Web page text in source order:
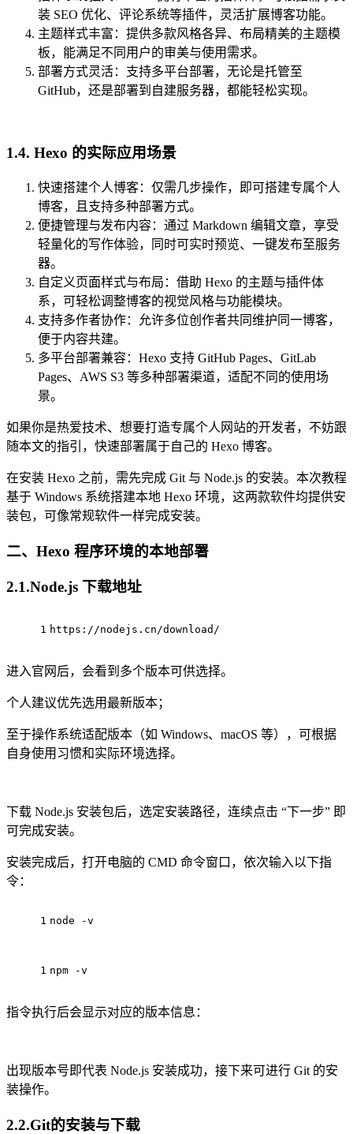
装 SEO 优化、评论系统等插件，灵活扩展博客功能。
主题样式丰富：提供多款风格各异、布局精美的主题模
板，能满足不同用户的审美与使用需求。
部署方式灵活：支持多平台部署，无论是托管至
GitHub，还是部署到自建服务器，都能轻松实现。
1.4. Hexo 的实际应用场景
快速搭建个人博客：仅需几步操作，即可搭建专属个人
博客，且支持多种部署方式。
便捷管理与发布内容：通过 Markdown 编辑文章，享受
轻量化的写作体验，同时可实时预览、一键发布至服务
器。
自定义页面样式与布局：借助 Hexo 的主题与插件体
系，可轻松调整博客的视觉风格与功能模块。
支持多作者协作：允许多位创作者共同维护同一博客，
便于内容共建。
多平台部署兼容：Hexo 支持 GitHub Pages、GitLab
Pages、AWS S3 等多种部署渠道，适配不同的使用场
景。
如果你是热爱技术、想要打造专属个人网站的开发者，不妨跟
随本文的指引，快速部署属于自己的 Hexo 博客。
在安装 Hexo 之前，需先完成 Git 与 Node.js 的安装。本次教程
基于 Windows 系统搭建本地 Hexo 环境，这两款软件均提供安
装包，可像常规软件一样完成安装。
二、Hexo 程序环境的本地部署
2.1.Node.js 下载地址
1 https://nodejs.cn/download/
进入官网后，会看到多个版本可供选择。
个人建议优先选用最新版本；
至于操作系统适配版本（如 Windows、macOS 等），可根据
自身使用习惯和实际环境选择。
下载 Node.js 安装包后，选定安装路径，连续点击 “下一步” 即
可完成安装。
安装完成后，打开电脑的 CMD 命令窗口，依次输入以下指
令：
1 node -v
1 npm -v
指令执行后会显示对应的版本信息：
出现版本号即代表 Node.js 安装成功，接下来可进行 Git 的安
装操作。
2.2.Git的安装与下载